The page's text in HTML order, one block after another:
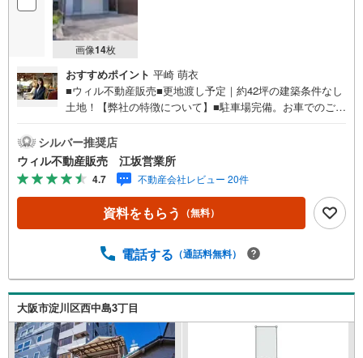
画像14枚
おすすめポイント 平崎 萌衣
■ウィル不動産販売■更地渡し予定｜約42坪の建築条件なし
土地！【弊社の特徴について】■駐車場完備。お車でのご来
お子様がいらっしゃるご家族もお気軽にご来場ください！
＝＝＝＝＝＝＝＝＝＝＝＝＝＝＝＝＝＝＝＝＝＝＝＝＝＝
＝＝＝＝【営業時間 10:00～19:00】（定休日なし）火曜
日・水曜日も営業しております。上記時間はお電話が繋が
りやすくなっております。ぜひお気軽にご連絡下さい！現
地を見学される場合は「室内・現地を見学する（無料）」
にご案内が可能です。＝＝＝＝＝＝＝＝＝＝＝＝＝＝＝＝
当、ローン担当がチームとなりお客様をサポートします。■
リフォーム担当と一緒に現地見学を行い、その場でリフォ
ームのご提案等をさせていただきます！■その他、弊社独自
の物件管理システム「Willing-Navi」で、お客様にぴったり
の物件のご紹介が可能です！
シルバー推奨店
ウィル不動産販売 江坂営業所
4.7 不動産会社レビュー 20件
資料をもらう （無料）
電話する （通話料無料）
大阪市淀川区西中島3丁目